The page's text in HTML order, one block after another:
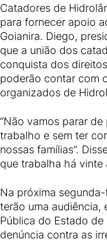
Catadores de
para fornecer apoio
Goianira. Diego,
que a união dos
conquista dos
poderão contar com
organizados de
“Não vamos parar
trabalho e sem ter
nossas famílias”.
que trabalha há vinte
Na próxima
terão uma audiência,
Pública do Estado
denúncia contra as